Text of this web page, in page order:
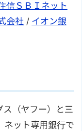
信ＳＢＩネット
会社 / イオン銀
ス（ヤフー）と三
ネット専用銀行で